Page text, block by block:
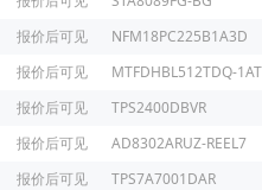
报价后可见
NFM18PC225B1A3D
报价后可见
MTFDHBL512TDQ-
报价后可见
TPS2400DBVR
报价后可见
AD8302ARUZ-REEL7
报价后可见
TPS7A7001DAR